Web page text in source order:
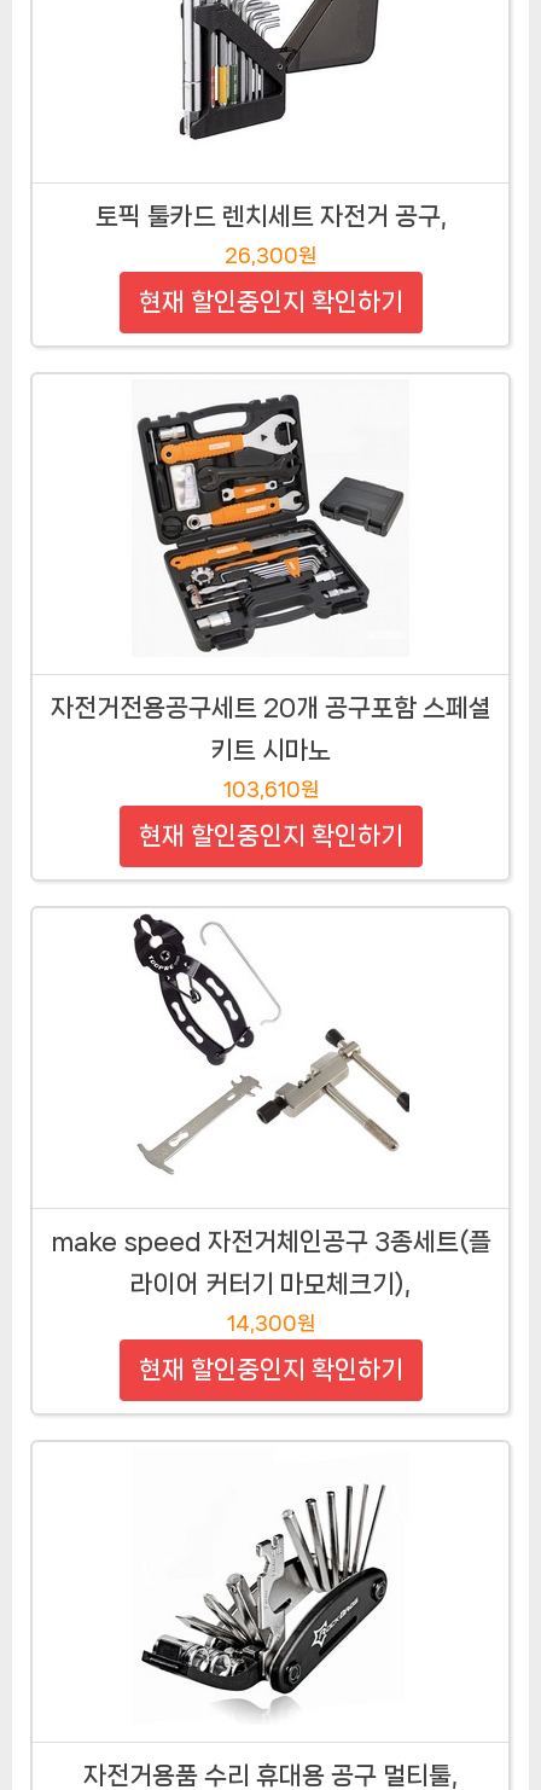
토픽 툴카드 렌치세트 자전거 공구,
26,300원
현재 할인중인지 확인하기
자전거전용공구세트 20개 공구포함 스페셜
키트 시마노
103,610원
현재 할인중인지 확인하기
make speed 자전거체인공구 3종세트(플
라이어 커터기 마모체크기),
14,300원
현재 할인중인지 확인하기
자전거용품 수리 휴대용 공구 멀티툴,